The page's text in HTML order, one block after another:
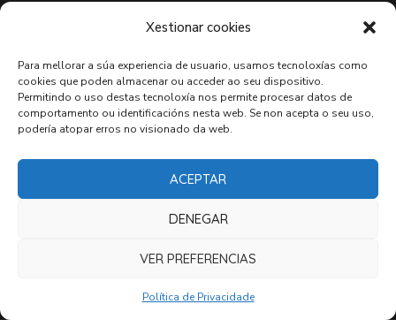
Xestionar cookies
Para mellorar a súa experiencia de usuario, usamos tecnoloxías como
cookies que poden almacenar ou acceder ao seu dispositivo.
Permitindo o uso destas tecnoloxía nos permite procesar datos de
comportamento ou identificacións nesta web. Se non acepta o seu uso,
podería atopar erros no visionado da web.
ACEPTAR
DENEGAR
VER PREFERENCIAS
Política de Privacidade
Política de cookies
Contacto
Ligazóns